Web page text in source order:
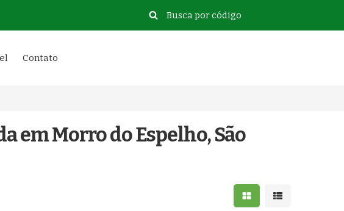
Contato
em Morro do Espelho, São
Mostrar resultados
Mostrar